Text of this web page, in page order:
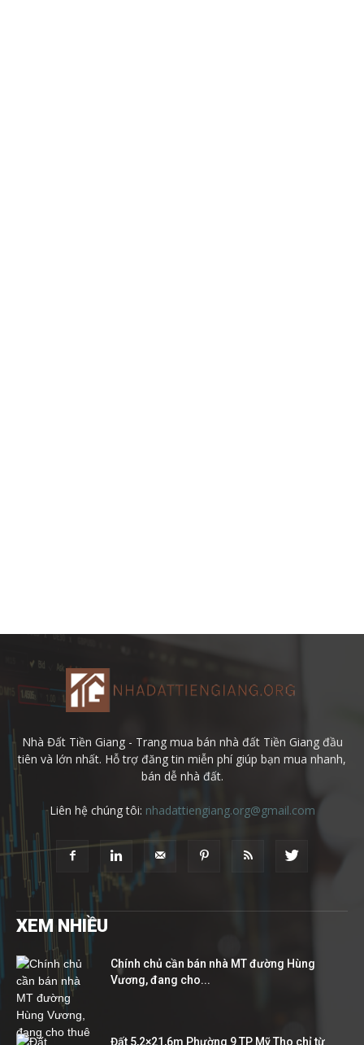
Nhà Đất Tiền Giang - Trang mua bán nhà đất Tiền Giang đầu
tiên và lớn nhất. Hỗ trợ đăng tin miễn phí giúp bạn mua nhanh,
bán dễ nhà đất.
Liên hệ chúng tôi: nhadattiengiang.org@gmail.com
XEM NHIỀU
Chính chủ cần bán nhà MT đường Hùng
Vương, đang cho...
Đất 5,2×21,6m Phường 9 TP Mỹ Tho chỉ từ